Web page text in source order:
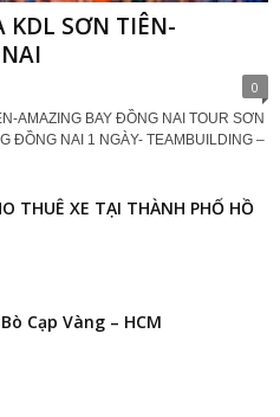
KDL SƠN TIÊN-
0
AMAZING BAY ĐỒNG NAI TOUR SƠN
ĐỒNG NAI 1 NGÀY- TEAMBUILDING –
THUÊ XE TẠI THÀNH PHỐ HỒ
Cạp Vàng – HCM